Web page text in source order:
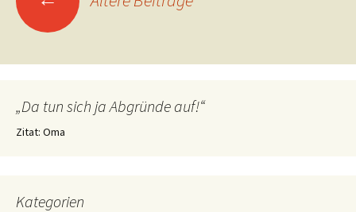
„Da tun sich ja Abgründe auf!“
Zitat: Oma
Kategorien